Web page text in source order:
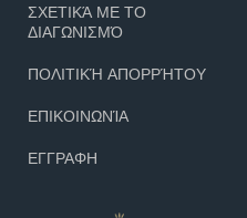
ΣΧΕΤΙΚΆ ΜΕ ΤΟ
ΔΙΑΓΩΝΙΣΜΌ
ΠΟΛΙΤΙΚΉ ΑΠΟΡΡΉΤΟΥ
ΕΠΙΚΟΙΝΩΝΊΑ
ΕΓΓΡΑΦΗ